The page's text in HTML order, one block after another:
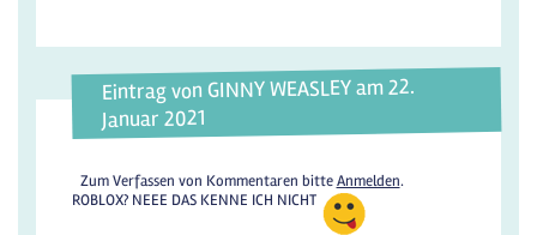
Eintrag von GINNY WEASLEY am 22.
Januar 2021
Zum Verfassen von Kommentaren bitteAnmelden.
ROBLOX? NEEE DAS KENNE ICH NICHT